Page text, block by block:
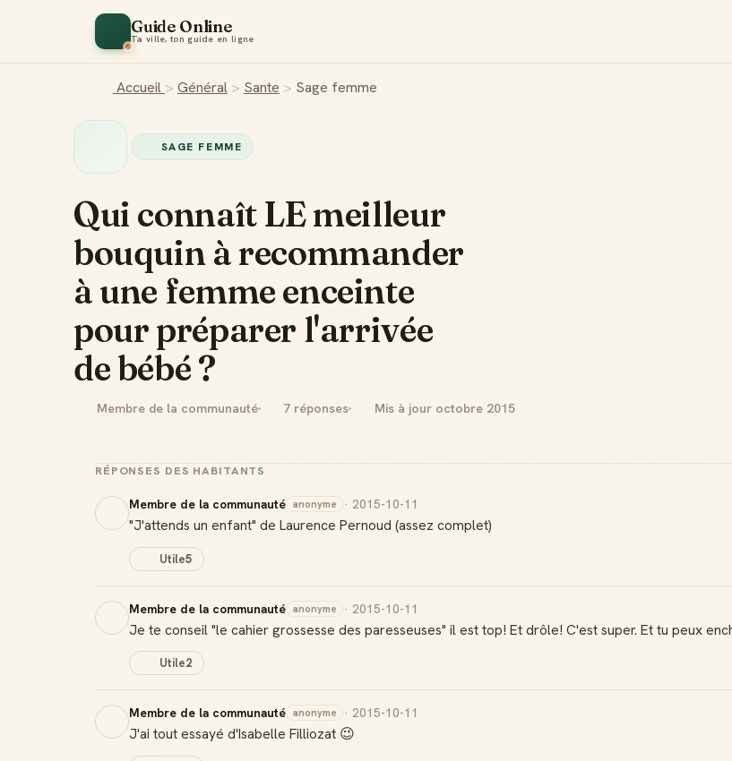
Guide Online
Ta ville, ton guide en ligne
Accueil > Général > Sante > Sage femme
SAGE FEMME
Qui connaît LE meilleur
bouquin à recommander
à une femme enceinte
pour préparer l'arrivée
de bébé ?
Membre de la communauté 7 réponses Mis à jour octobre 2015
RÉPONSES DES HABITANTS
Membre de la communauté anonyme · 2015-10-11
"J'attends un enfant" de Laurence Pernoud (assez complet)
Utile5
Membre de la communauté anonyme · 2015-10-11
Je te conseil "le cahier grossesse des paresseuses" il est top! Et drôle! C'est super. Et tu peux
Utile2
Membre de la communauté anonyme · 2015-10-11
J'ai tout essayé d'Isabelle Filliozat 😉